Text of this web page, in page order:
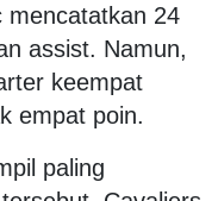
mencatatkan 24
assist. Namun,
keempat
empat poin.
paling